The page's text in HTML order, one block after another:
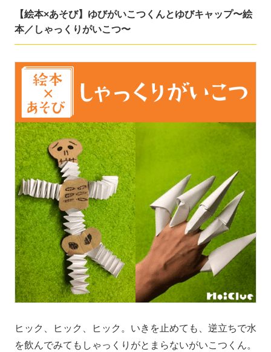
【絵本×あそび】ゆびがいこつくんとゆびキャップ〜絵
本／しゃっくりがいこつ〜
ヒック、ヒック、ヒック。いきを止めても、逆立ちで水
を飲んでみてもしゃっくりがとまらないがいこつくん。